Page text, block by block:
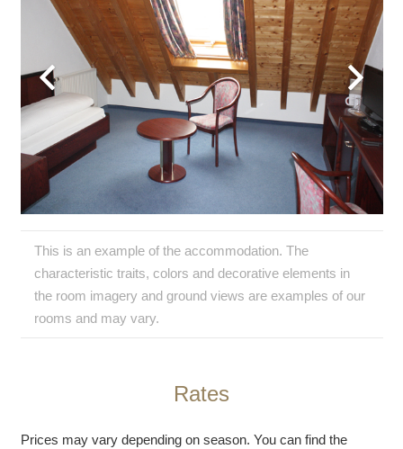
This is an example of the accommodation. The
characteristic traits, colors and decorative elements in
the room imagery and ground views are examples of our
rooms and may vary.
Rates
Prices may vary depending on season. You can find the